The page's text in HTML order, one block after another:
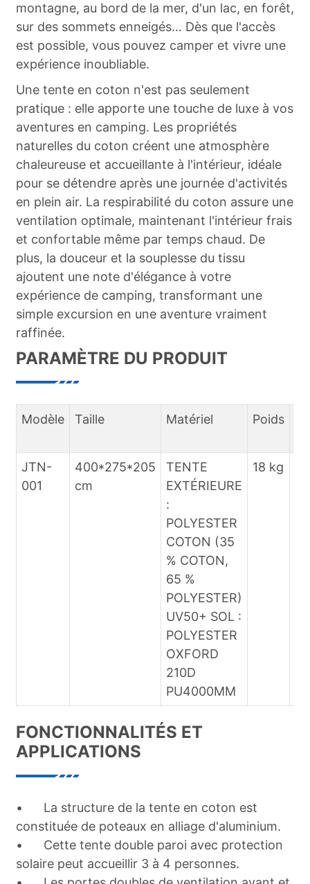
montagne, au bord de la mer, d'un lac, en forêt,
sur des sommets enneigés… Dès que l'accès
est possible, vous pouvez camper et vivre une
expérience inoubliable.
Une tente en coton n'est pas seulement
pratique : elle apporte une touche de luxe à vos
aventures en camping. Les propriétés
naturelles du coton créent une atmosphère
chaleureuse et accueillante à l'intérieur, idéale
pour se détendre après une journée d'activités
en plein air. La respirabilité du coton assure une
ventilation optimale, maintenant l'intérieur frais
et confortable même par temps chaud. De
plus, la douceur et la souplesse du tissu
ajoutent une note d'élégance à votre
expérience de camping, transformant une
simple excursion en une aventure vraiment
raffinée.
PARAMÈTRE DU PRODUIT
Modèle Taille Matériel Poids
JTN-
001
400*275*205
cm
TENTE
EXTÉRIEURE
:
POLYESTER
COTON (35
% COTON,
65 %
POLYESTER)
UV50+ SOL :
POLYESTER
OXFORD
210D
PU4000MM
18 kg
FONCTIONNALITÉS ET
APPLICATIONS
•
La structure de la tente en coton est
constituée de poteaux en alliage d'aluminium.
•
Cette tente double paroi avec protection
solaire peut accueillir 3 à 4 personnes.